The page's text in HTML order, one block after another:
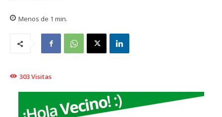
Menos de 1 min.
303Visitas